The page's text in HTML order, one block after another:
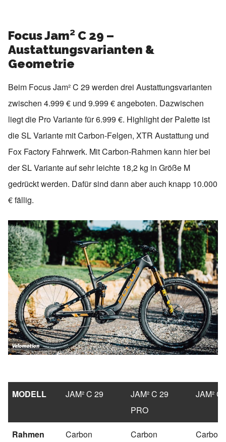
Focus Jam² C 29 –
Austattungsvarianten &
Geometrie
Beim Focus Jam² C 29 werden drei Austattungsvarianten
zwischen 4.999 € und 9.999 € angeboten. Dazwischen
liegt die Pro Variante für 6.999 €. Highlight der Palette ist
die SL Variante mit Carbon-Felgen, XTR Austattung und
Fox Factory Fahrwerk. Mit Carbon-Rahmen kann hier bei
der SL Variante auf sehr leichte 18,2 kg in Größe M
gedrückt werden. Dafür sind dann aber auch knapp 10.000
€ fällig.
MODELL JAM² C 29
JAM² C 29
PRO
JAM² C
Rahmen
Carbon
Carbon
Carbon